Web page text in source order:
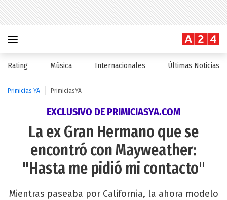
Rating Música Internacionales Últimas Noticias
Primicias YA PrimiciasYA
EXCLUSIVO DE PRIMICIASYA.COM
La ex Gran Hermano que se
encontró con Mayweather:
"Hasta me pidió mi contacto"
Mientras paseaba por California, la ahora modelo